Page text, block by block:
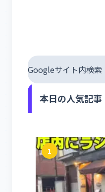
Googleサイト内検索
本日の人気記事
1